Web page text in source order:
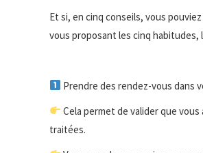
Et si, en cinq conseils, vous
vous proposant les cinq habitudes,
Prendre des rendez-vous dans
Cela permet de valider que
traitées.